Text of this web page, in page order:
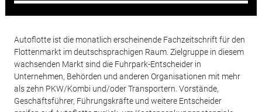
Autoflotte ist die monatlich erscheinende Fachzeitschrift für den
Flottenmarkt im deutschsprachigen Raum. Zielgruppe in diesem
wachsenden Markt sind die Fuhrpark-Entscheider in
Unternehmen, Behörden und anderen Organisationen mit mehr
als zehn PKW/Kombi und/oder Transportern. Vorstände,
Geschäftsführer, Führungskräfte und weitere Entscheider